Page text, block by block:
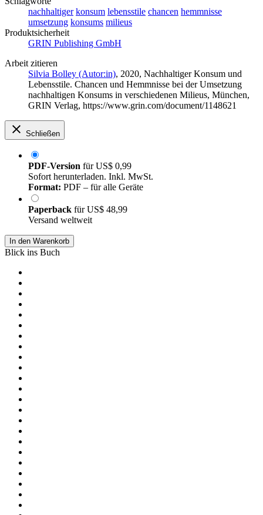
nachhaltiger konsum lebensstile chancen hemmnisse
umsetzung konsums milieus
Produktsicherheit
GRIN Publishing GmbH
Arbeit zitieren
Silvia Bolley (Autor:in), 2020, Nachhaltiger Konsum und
Lebensstile. Chancen und Hemmnisse bei der Umsetzung
nachhaltigen Konsums in verschiedenen Milieus, München,
GRIN Verlag, https://www.grin.com/document/1148621
Schließen
PDF-Version fürUS$ 0,99
Sofort herunterladen. Inkl. MwSt.
Format: PDF – für alle Geräte
Paperback fürUS$ 48,99
Versand weltweit
In den Warenkorb
Blick ins Buch